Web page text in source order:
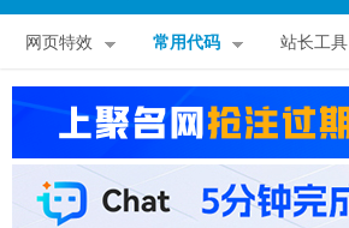
网页特效 常用代码 站长工具